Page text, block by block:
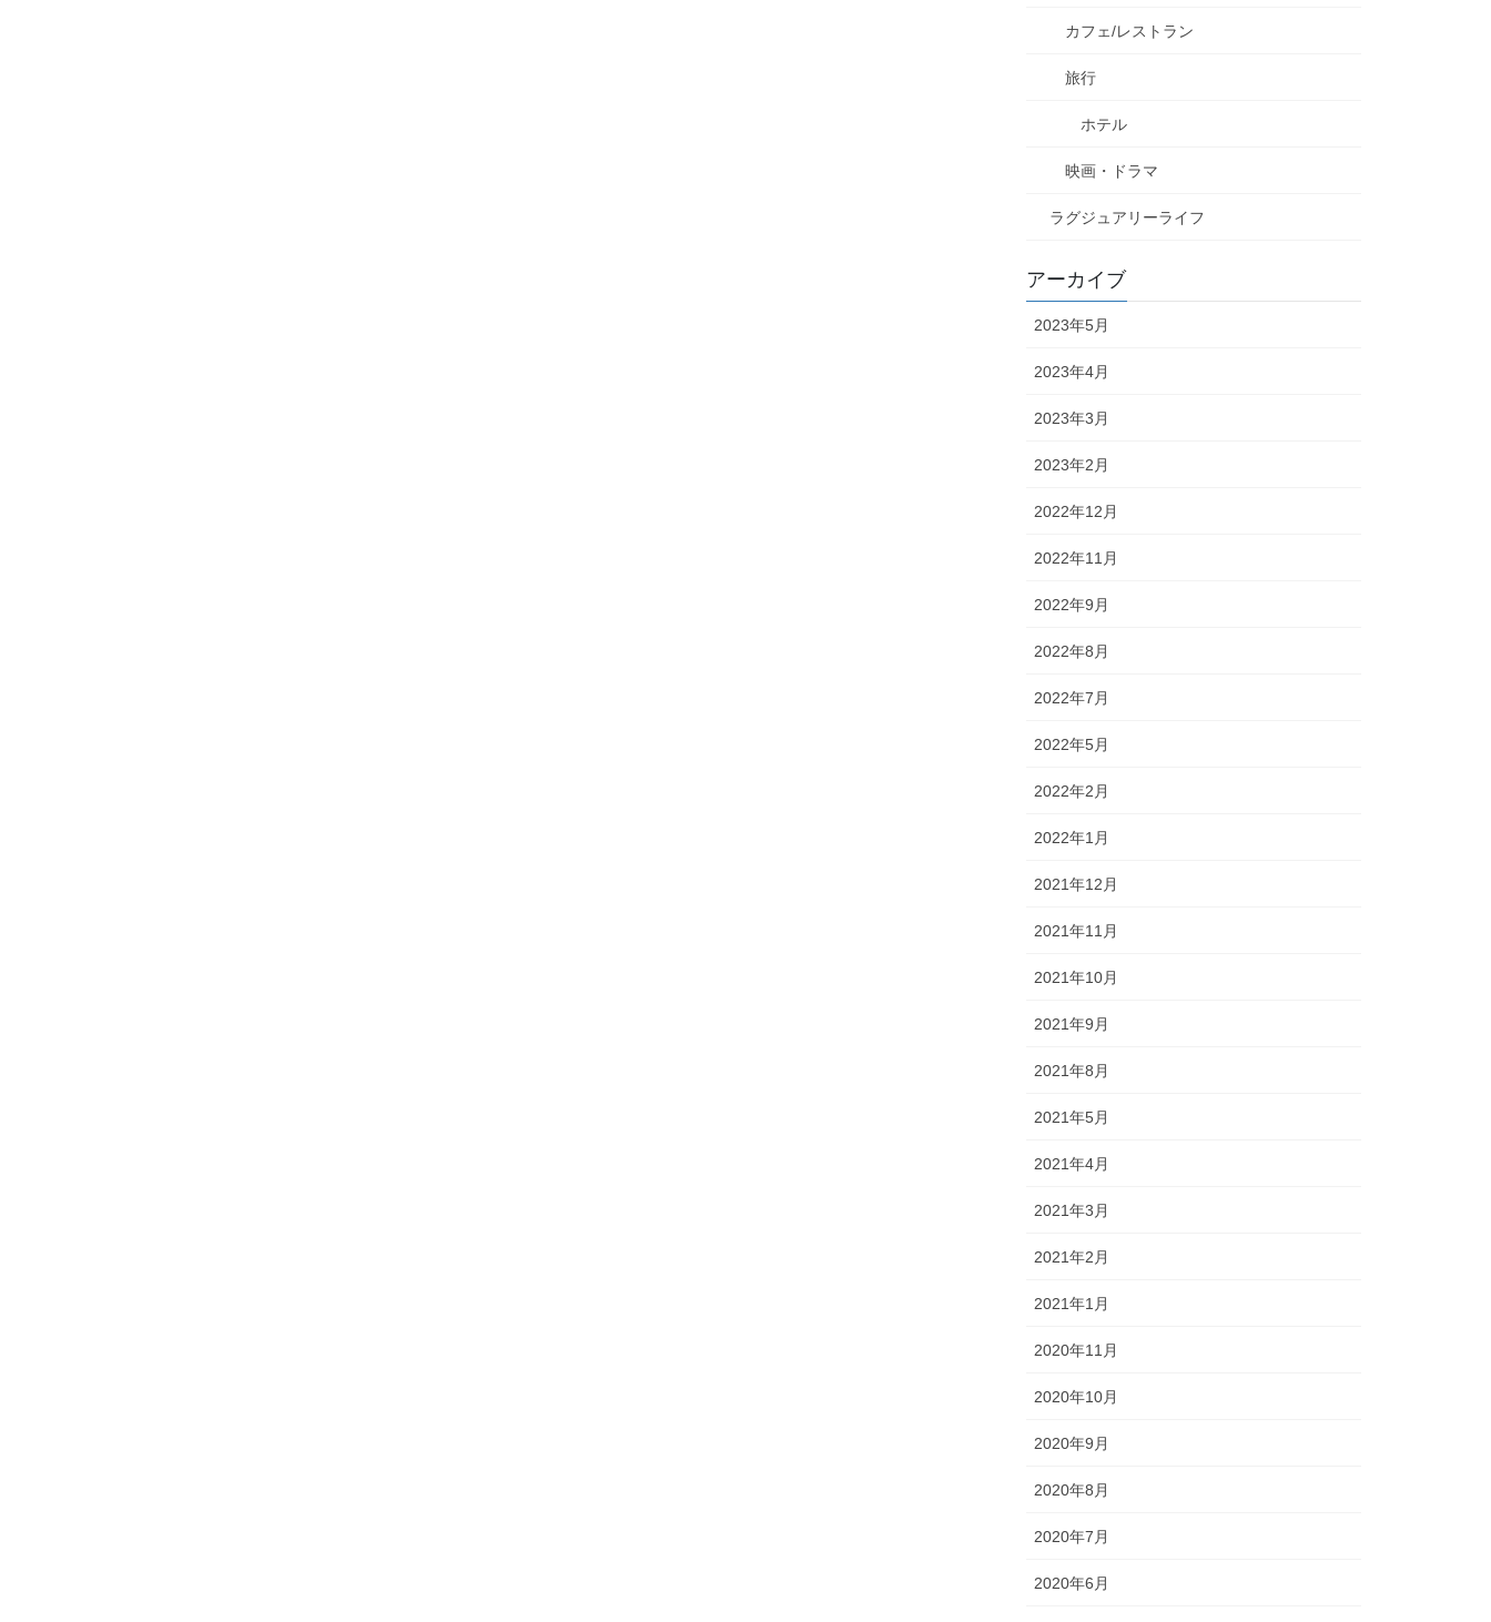
カフェ/レストラン
旅行
ホテル
映画・ドラマ
ラグジュアリーライフ
アーカイブ
2023年5月
2023年4月
2023年3月
2023年2月
2022年12月
2022年11月
2022年9月
2022年8月
2022年7月
2022年5月
2022年2月
2022年1月
2021年12月
2021年11月
2021年10月
2021年9月
2021年8月
2021年5月
2021年4月
2021年3月
2021年2月
2021年1月
2020年11月
2020年10月
2020年9月
2020年8月
2020年7月
2020年6月